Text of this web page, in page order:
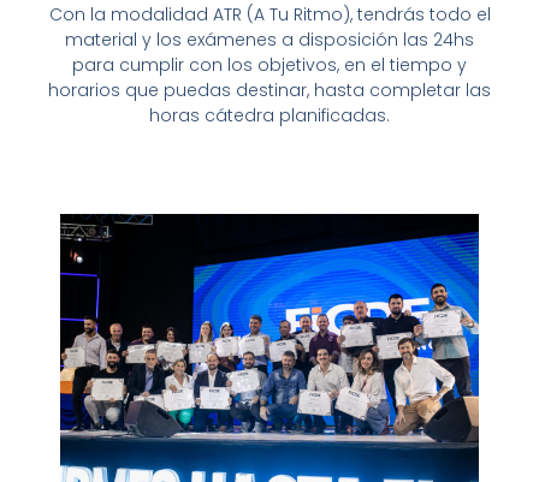
Con la modalidad ATR (A Tu Ritmo), tendrás todo el
material y los exámenes a disposición las 24hs
para cumplir con los objetivos, en el tiempo y
horarios que puedas destinar, hasta completar las
horas cátedra planificadas.